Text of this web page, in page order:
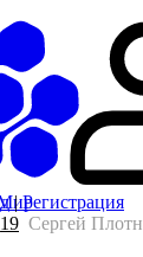
|Регистрация
19 Сергей